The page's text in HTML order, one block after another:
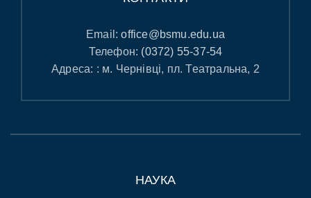
Email:office@bsmu.edu.ua
Телефон: (0372) 55-37-54
Адреса: : м. Чернівці, пл. Театральна, 2
НАУКА